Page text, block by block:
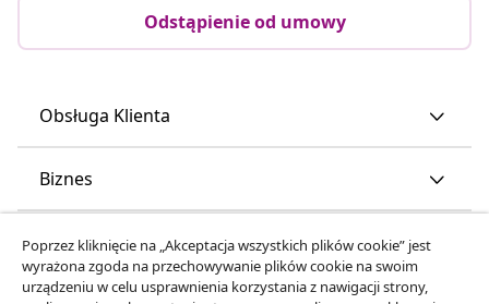
Odstąpienie od umowy
Obsługa Klienta
Biznes
vidaXL
Poprzez kliknięcie na „Akceptacja wszystkich plików cookie” jest
wyrażona zgoda na przechowywanie plików cookie na swoim
urządzeniu w celu usprawnienia korzystania z nawigacji strony,